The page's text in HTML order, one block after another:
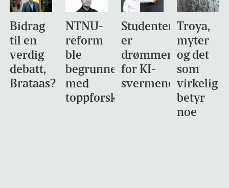
Bidrag
til en
verdig
debatt,
Brataas?
NTNU-
reform
ble
begrunnet
med
toppforskning
Studentene
er
drømmemålet
for KI-
svermene
Troya,
myter
og det
som
virkelig
betyr
noe